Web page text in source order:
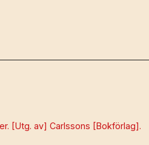
[Utg. av] Carlssons [Bokförlag].